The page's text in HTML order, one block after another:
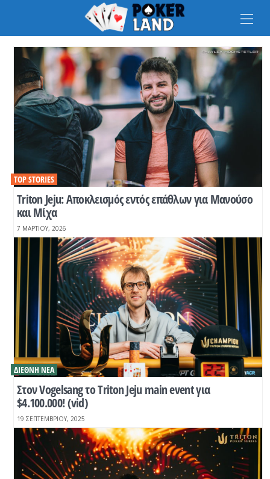
Τriton Jeju: Αποκλεισμός εντός επάθλων για Μανούσο
και Μίχα
TOP STORIES
7 ΜΑΡΤΊΟΥ, 2026
Στον Vogelsang το Triton Jeju main event για
$4.100.000! (vid)
ΔΙΕΘΝΉ ΝΈΑ
19 ΣΕΠΤΕΜΒΡΊΟΥ, 2025